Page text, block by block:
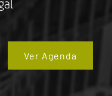
Ver Agenda